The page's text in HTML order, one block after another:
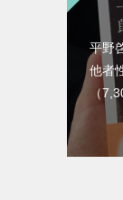
平野
他者
（